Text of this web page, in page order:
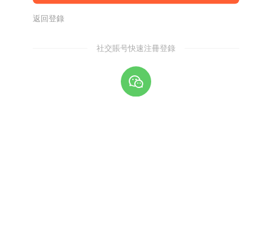
返回登錄
社交賬号快速注冊登錄